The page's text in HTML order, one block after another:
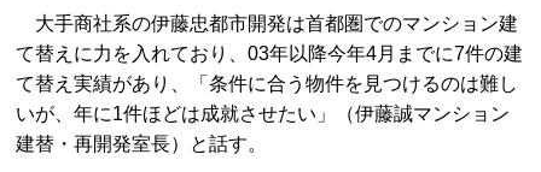
大手商社系の伊藤忠都市開発は首都圏でのマンション建
て替えに力を入れており、03年以降今年4月までに7件の建
て替え実績があり、「条件に合う物件を見つけるのは難し
いが、年に1件ほどは成就させたい」（伊藤誠マンション
建替・再開発室長）と話す。